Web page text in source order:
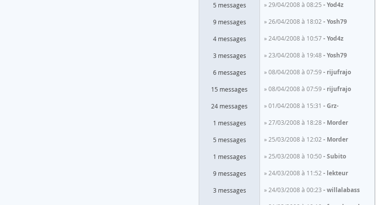
5 messages » 29/04/2008 à 08:25 Yod4z
9 messages » 26/04/2008 à 18:02 Yosh79
4 messages » 24/04/2008 à 10:57 Yod4z
3 messages » 23/04/2008 à 19:48 Yosh79
6 messages » 08/04/2008 à 07:59 rijufrajo
15 messages » 08/04/2008 à 07:59 rijufrajo
24 messages » 01/04/2008 à 15:31 Grz-
1 messages » 27/03/2008 à 18:28 Morder
5 messages » 25/03/2008 à 12:02 Morder
1 messages » 25/03/2008 à 10:50 Subito
9 messages » 24/03/2008 à 11:52 lekteur
3 messages » 24/03/2008 à 00:23 willalabass